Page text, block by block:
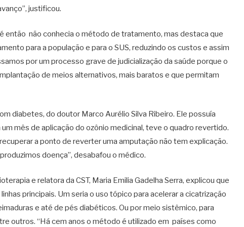
justificou.
então não conhecia o método de tratamento, mas destaca que
para a população e para o SUS, reduzindo os custos e assim
por um processo grave de judicialização da saúde porque o
de meios alternativos, mais baratos e que permitam
diabetes, do doutor Marco Aurélio Silva Ribeiro. Ele possuía
mês de aplicação do ozônio medicinal, teve o quadro revertido.
a ponto de reverter uma amputação não tem explicação.
doença”, desabafou o médico.
e relatora da CST, Maria Emilia Gadelha Serra, explicou que
principais. Um seria o uso tópico para acelerar a cicatrização
e até de pés diabéticos. Ou por meio sistêmico, para
outros. “Há cem anos o método é utilizado em países como